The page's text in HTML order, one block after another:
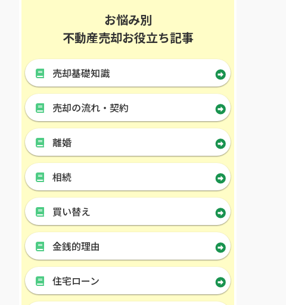
お悩み別
不動産売却お役立ち記事
売却基礎知識
売却の流れ・契約
離婚
相続
買い替え
金銭的理由
住宅ローン